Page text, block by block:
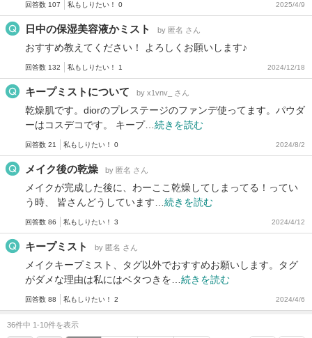
回答数 107 私もしりたい！ 0 2025/4/9
日中の保湿美容液かミスト by 匿名 さん
おすすめ教えてください！ よろしくお願いします♪
回答数 132 私もしりたい！ 1 2024/12/18
キープミストについて by x1vnv_ さん
乾燥肌です。diorのプレステージのファンデ使ってます。パウダ
ーはコスデコです。 キープ… 続きを読む
回答数 21 私もしりたい！ 0 2024/8/2
メイク後の乾燥 by 匿名 さん
メイクが完成した後に、わーここ乾燥してしまってる！ってい
う時、 皆さんどうしています… 続きを読む
回答数 86 私もしりたい！ 3 2024/4/12
キープミスト by 匿名 さん
メイクキープミスト、タグ以外でおすすめお願いします。タグ
がダメな理由は私にはベタつきを… 続きを読む
回答数 88 私もしりたい！ 2 2024/4/6
36件中 1-10件を表示